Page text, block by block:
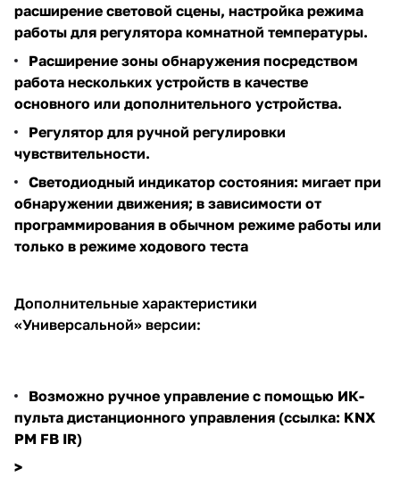
расширение световой сцены, настройка режима
работы для регулятора комнатной температуры.
Расширение зоны обнаружения посредством
работа нескольких устройств в качестве
основного или дополнительного устройства.
Регулятор для ручной регулировки
чувствительности.
Светодиодный индикатор состояния: мигает при
обнаружении движения; в зависимости от
программирования в обычном режиме работы или
только в режиме ходового теста
Дополнительные характеристики
«Универсальной» версии:
Возможно ручное управление с помощью ИК-
пульта дистанционного управления (ссылка: KNX
PM FB IR)
>